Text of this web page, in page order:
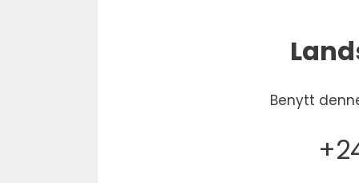
Benytt